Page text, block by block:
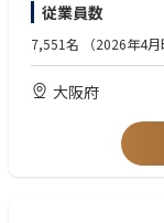
リスク把握・評価：
スクの可視化、脆弱
セキュリティ戦略立
セキュリティ強化・
S・ミドルウェアセ
【歓迎】
・EH/CISSP/OSCP/
・CISA/CISM/CRISC
資格保有
・サイバーセキュリ
・セキュリティ製品
従業員数
7,551名 （2026年4
大阪府